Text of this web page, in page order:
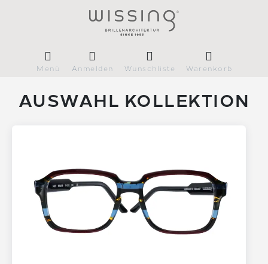
Menü Anmelden Wunschliste Warenkorb
AUSWAHL KOLLEKTION